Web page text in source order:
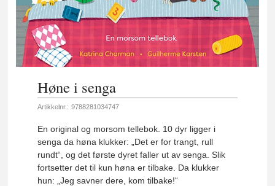
Høne i senga
Artikkelnr.: 9788281034747
En original og morsom tellebok. 10 dyr ligger i
senga da høna klukker: „Det er for trangt, rull
rundt“, og det første dyret faller ut av senga. Slik
fortsetter det til kun høna er tilbake. Da klukker
hun: „Jeg savner dere, kom tilbake!“